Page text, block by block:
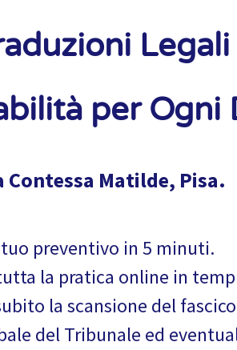
Legali
per
Contessa Matilde, Pisa.
preventivo in 5 minuti.
la pratica online in
la scansione del
del Tribunale ed